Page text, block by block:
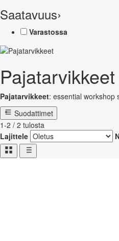
Saatavuus›
Varastossa
Pajatarvikkeet
Pajatarvikkeet: essential workshop
Suodattimet
1-2 / 2 tulosta
Lajittele